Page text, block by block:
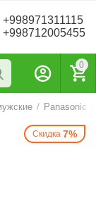
+998971311115
+998712005455
0
/ Panasonic
Скидка 7%